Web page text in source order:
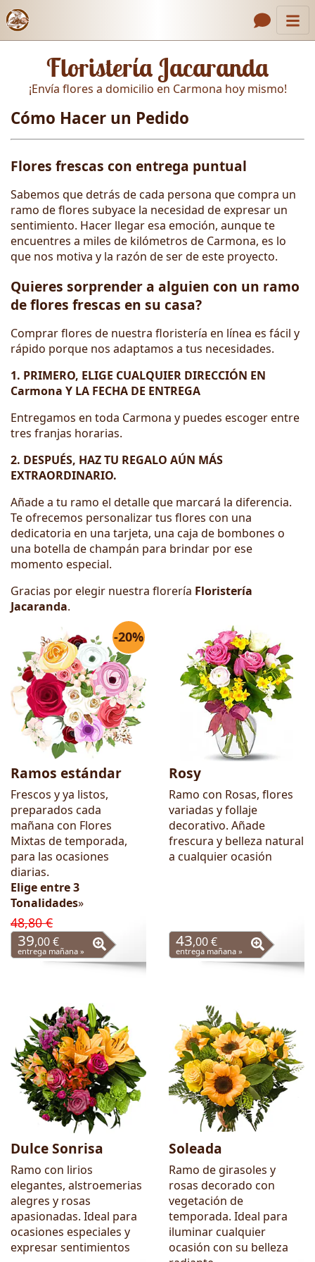
Enlaces de encabezado
Contacto
Galería
Floristería Jacaranda
¡Envía flores a domicilio en Carmona hoy mismo!
Cómo Hacer un Pedido
Flores frescas con entrega puntual
Sabemos que detrás de cada persona que compra un
ramo de flores subyace la necesidad de expresar un
sentimiento. Hacer llegar esa emoción, aunque te
encuentres a miles de kilómetros de Carmona, es lo
que nos motiva y la razón de ser de este proyecto.
Quieres sorprender a alguien con un ramo
de flores frescas en su casa?
Comprar flores de nuestra floristería en línea es fácil y
rápido porque nos adaptamos a tus necesidades.
1. PRIMERO, ELIGE CUALQUIER DIRECCIÓN EN
Carmona Y LA FECHA DE ENTREGA
Entregamos en toda Carmona y puedes escoger entre
tres franjas horarias.
2. DESPUÉS, HAZ TU REGALO AÚN MÁS
EXTRAORDINARIO.
Añade a tu ramo el detalle que marcará la diferencia.
Te ofrecemos personalizar tus flores con una
dedicatoria en una tarjeta, una caja de bombones o
una botella de champán para brindar por ese
momento especial.
Gracias por elegir nuestra florería Floristería
Jacaranda.
-20%
Ramos estándar
Frescos y ya listos,
preparados cada
mañana con Flores
Mixtas de temporada,
para las ocasiones
diarias.
Elige entre 3
Tonalidades»
48,80 €
39,00 €
entrega mañana »
Rosy
Ramo con Rosas, flores
variadas y follaje
decorativo. Añade
frescura y belleza natural
a cualquier ocasión
43,00 €
entrega mañana »
Dulce Sonrisa
Ramo con lirios
elegantes, alstroemerias
alegres y rosas
apasionadas. Ideal para
ocasiones especiales y
expresar sentimientos
Soleada
Ramo de girasoles y
rosas decorado con
vegetación de
temporada. Ideal para
iluminar cualquier
ocasión con su belleza